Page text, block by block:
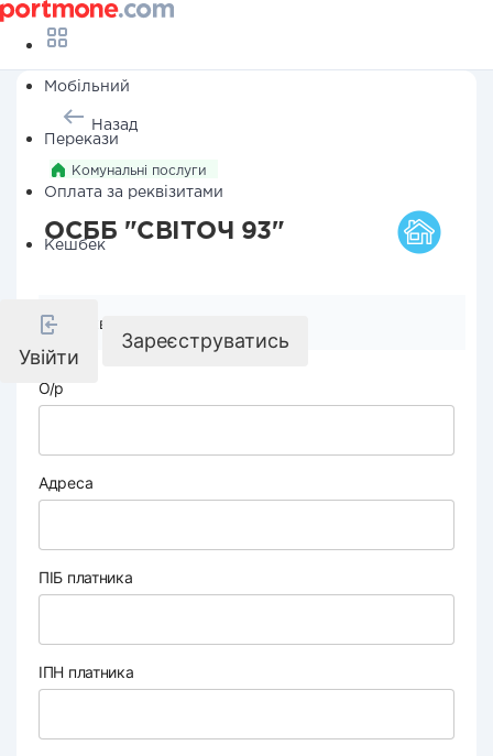
Мобільний
Перекази
Оплата за реквізитами
Кешбек
Увійти
Зареєструватись
Назад
Комунальні послуги
ОСББ "СВІТОЧ 93"
Реквізити компанії
О/р
Адреса
ПІБ платника
ІПН платника